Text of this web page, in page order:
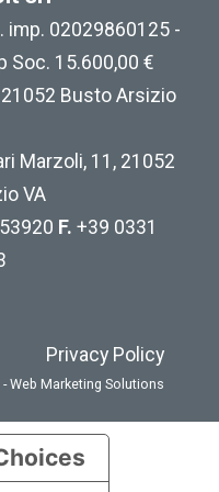
imp. 02029860125 -
Soc. 15.600,00 €
Busto Arsizio
Marzoli, 11, 21052
VA
F. +39 0331
Privacy Policy
Web Marketing Solutions